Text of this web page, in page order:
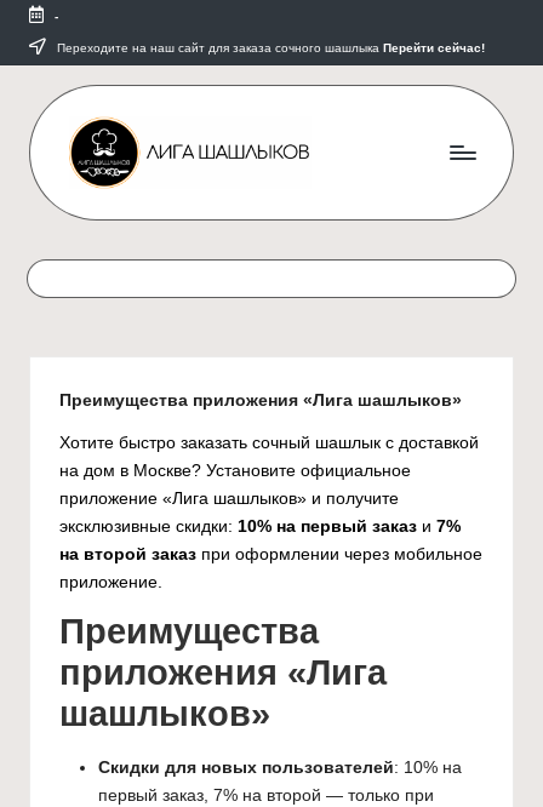
Перейти
содержимому
-
Переходите на наш сайт для заказа сочного шашлыка Перейти сейчас!
Б
л
о
Л
и
г
и
ш
а
ш
л
ы
и
Преимущества приложения «Лига шашлыков»
Хотите быстро заказать сочный шашлык с доставкой
на дом в Москве? Установите официальное
приложение «Лига шашлыков» и получите
эксклюзивные скидки: 10% на первый заказ и 7%
на второй заказ при оформлении через мобильное
приложение.
Преимущества
приложения «Лига
шашлыков»
Скидки для новых пользователей: 10% на
первый заказ, 7% на второй — только при